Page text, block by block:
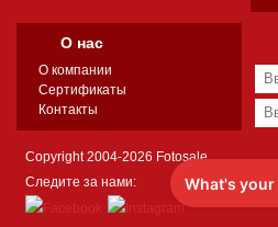
О нас
О компании
Сертификаты
Контакты
Copyright 2004-2026 Fotosale
Следите за нами: